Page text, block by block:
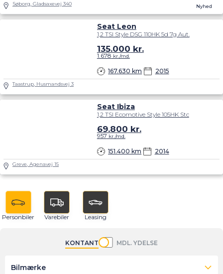
Nyhed
Søborg, Gladsaxevej 340
Seat Leon
1,2 TSI Style DSG 110HK 5d 7g Aut.
167.630 km 2015
135.000 kr.
1.678 kr./md.
Taastrup, Husmandsvej 3
Seat Ibiza
1,2 TSI Ecomotive Style 105HK Stc
151.400 km 2014
69.800 kr.
957 kr./md.
Greve, Agenavej 15
Personbiler Varebiler Leasing
KONTANT MDL. YDELSE
Bilmærke